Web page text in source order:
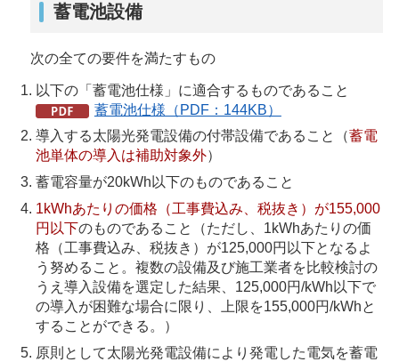
蓄電池設備
次の全ての要件を満たすもの
以下の「蓄電池仕様」に適合するものであること
蓄電池仕様（PDF：144KB）
導入する太陽光発電設備の付帯設備であること（蓄電
池単体の導入は補助対象外）
蓄電容量が20kWh以下のものであること
1kWhあたりの価格（工事費込み、税抜き）が155,000
円以下のものであること（ただし、1kWhあたりの価
格（工事費込み、税抜き）が125,000円以下となるよ
う努めること。複数の設備及び施工業者を比較検討の
うえ導入設備を選定した結果、125,000円/kWh以下で
の導入が困難な場合に限り、上限を155,000円/kWhと
することができる。）
原則として太陽光発電設備により発電した電気を蓄電